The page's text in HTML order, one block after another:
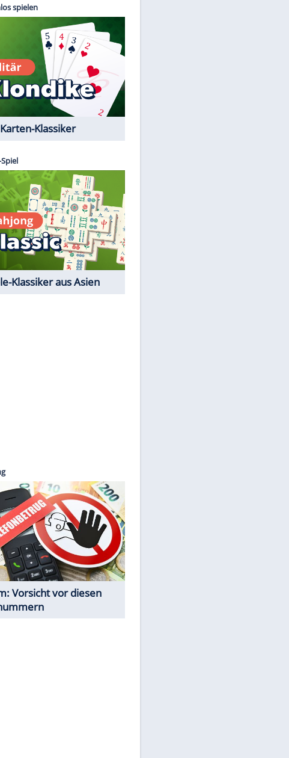
"Veränderte Perspektive"
Vorsicht: Diese 17 Dinge hassen
Katzen
Illegales Asphalt-Kartell muss
Mio-Strafe zahlen
Memo-Spiel mit den
Kostenlos spielen
Spiele-Klassiker aus Asien